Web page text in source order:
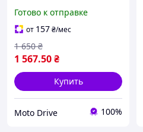
Готово к отправке
от 157₴/мес
1 567.50₴
1 650 ₴
Купить
Moto Drive 100%